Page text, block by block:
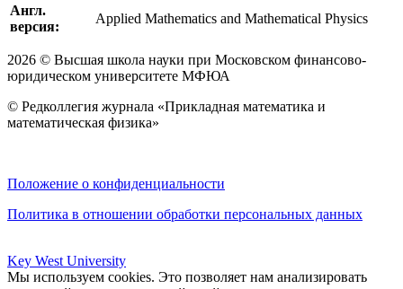
Англ.
версия:
Applied Mathematics and Mathematical Physics
2026 © Высшая школа науки при Московском финансово-
юридическом университете МФЮА
© Редколлегия журнала «Прикладная математика и
математическая физика»
Положение о конфиденциальности
Политика в отношении обработки персональных данных
Key West University
Мы используем cookies. Это позволяет нам анализировать